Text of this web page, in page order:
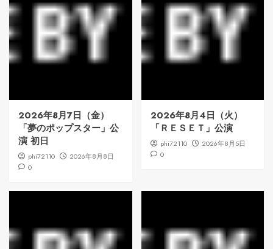
2026年8月7日（金）
「夢のポップスター」公
演 初日
phi72110
2026年8月8日
0
2026年8月4日（火）
「ＲＥＳＥＴ」公演
phi72110
2026年8月5日
0